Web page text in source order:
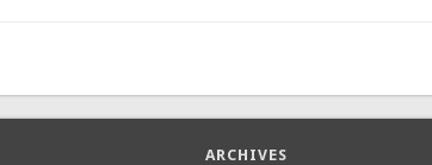
ARCHIVES